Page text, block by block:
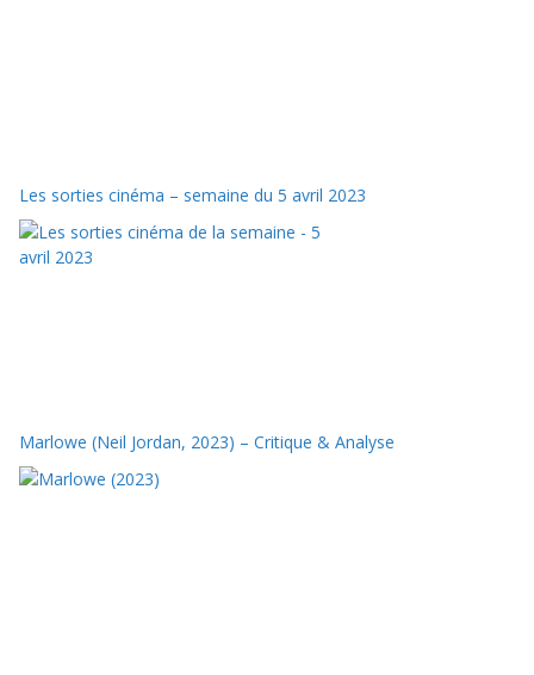
Les sorties cinéma – semaine du 5 avril 2023
Marlowe (Neil Jordan, 2023) – Critique & Analyse